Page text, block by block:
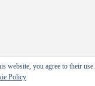
website, you agree to their use.
Policy